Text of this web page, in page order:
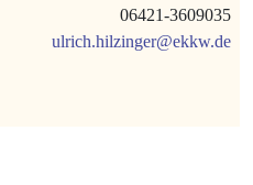
06421-3609035
ulrich.hilzinger@ekkw.de